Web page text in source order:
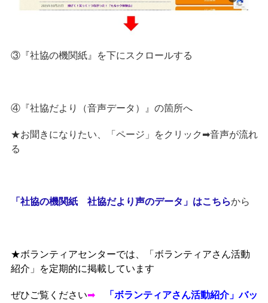
③『社協の機関紙』を下にスクロールする
④『社協だより（音声データ）』の箇所へ
★お聞きになりたい、「ページ」をクリック➡音声が流れ
る
「社協の機関紙 社協だより声のデータ」はこちらから
★ボランティアセンターでは、「ボランティアさん活動
紹介」を定期的に掲載しています
ぜひご覧ください➡
「ボランティアさん活動紹介」バッ